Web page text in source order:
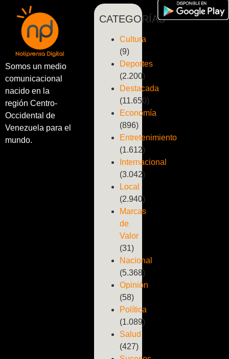
Somos un medio
comunicacional
nacido en la
región Centro-
Occidental de
Venezuela para el
mundo.
CATEGORÍAS
Cultura
(9)
Deportes
(2.200)
Destacada
(11.650)
Economía
(896)
Entretenimiento
(1.612)
Internacional
(3.042)
Local
(2.940)
Marcas
de
Valor
(31)
Nacional
(5.368)
Opinión
(58)
Política
(1.089)
Salud
(427)